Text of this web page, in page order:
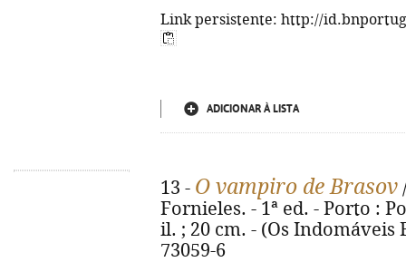
Link persistente: http://
ADICIONAR À LISTA
13 - O vampiro de Brasov
Fornieles. - 1ª ed. - Porto :
il. ; 20 cm. - (Os Indomáveis
73059-6